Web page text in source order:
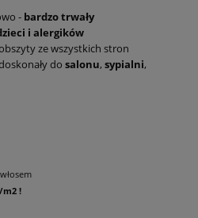
- bardzo trwały
i alergików
ze wszystkich stron
do salonu, sypialni,
m2 !